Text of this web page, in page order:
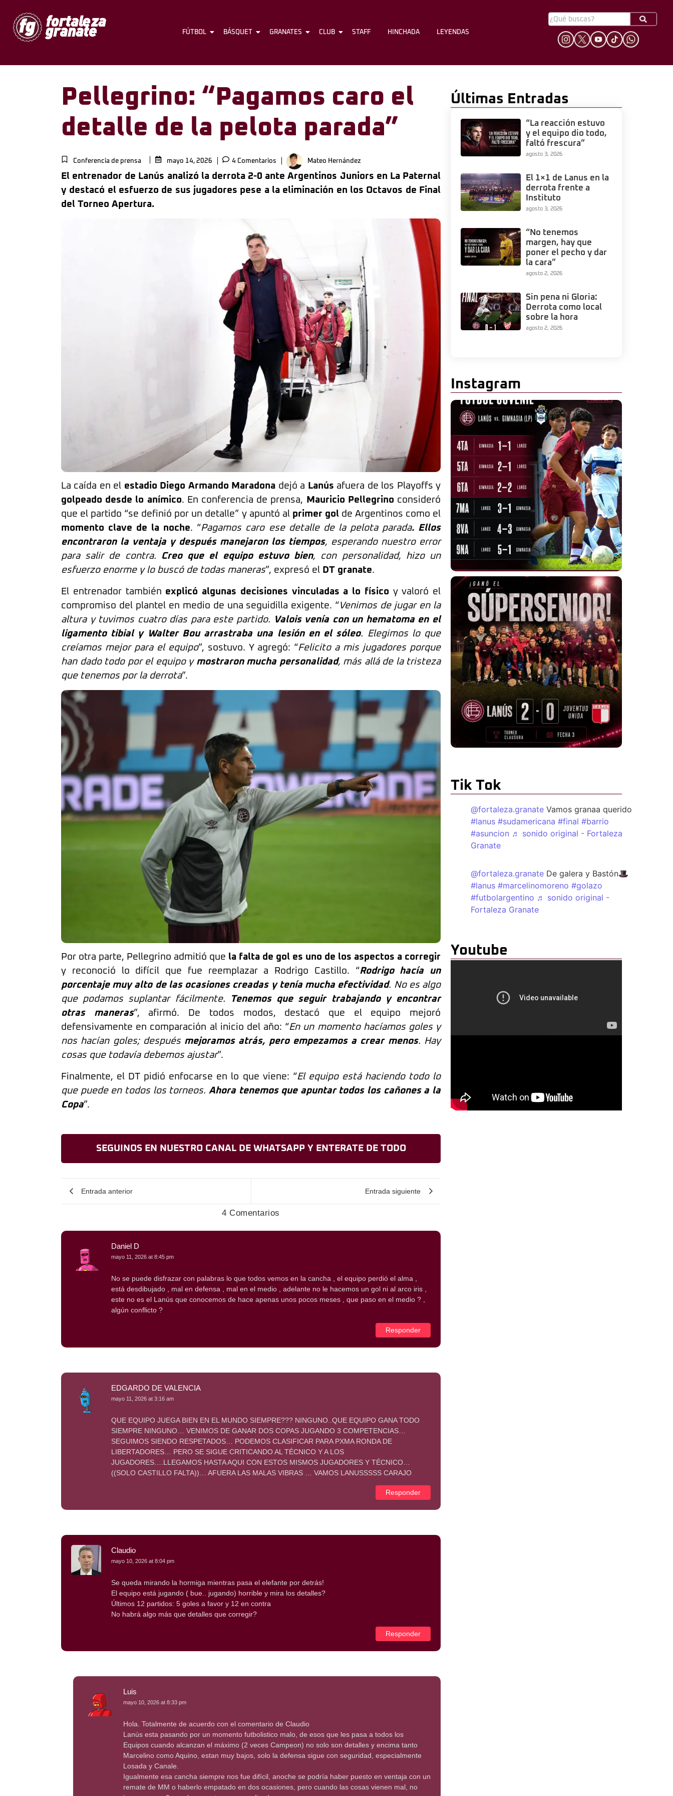
FÚTBOL BÁSQUET GRANATES CLUB STAFF HINCHADA
FÚTBOL BÁSQUET GRANATES CLUB STAFF HINCHADA LEYENDAS
Pellegrino: “Pagamos caro el
detalle de la pelota parada”
Conferencia de prensa mayo 14, 2026 4 Comentarios Mateo Hernández
El entrenador de Lanús analizó la derrota 2-0 ante Argentinos Juniors en La Paternal
y destacó el esfuerzo de sus jugadores pese a la eliminación en los Octavos de Final
del Torneo Apertura.
La caída en el estadio Diego Armando Maradona dejó a Lanús afuera de los Playoffs y
golpeado desde lo anímico. En conferencia de prensa, Mauricio Pellegrino consideró
que el partido “se definió por un detalle” y apuntó al primer golde Argentinos como el
momento clave de la noche. “Pagamos caro ese detalle de la pelota parada. Ellos
encontraron la ventaja y después manejaron los tiempos, esperando nuestro error
para salir de contra.
Creo que el equipo estuvo bien, con personalidad, hizo un
esfuerzo enorme y lo buscó de todas maneras”, expresó el DT granate.
El entrenador también explicó algunas decisiones vinculadas a lo físico y valoró el
compromiso del plantel en medio de una seguidilla exigente. “Venimos de jugar en la
altura y tuvimos cuatro días para este partido. Valois venía con un hematoma en el
ligamento tibial y Walter Bou arrastraba una lesión en el sóleo. Elegimos lo que
creíamos mejor para el equipo”, sostuvo. Y agregó: “Felicito a mis jugadores porque
han dado todo por el equipo y mostraron mucha personalidad, más allá de la tristeza
que tenemos por la derrota”.
Por otra parte, Pellegrino admitió que la falta de gol es uno de los aspectos a corregir
y reconoció lo difícil que fue reemplazar a Rodrigo Castillo. “Rodrigo hacía un
porcentaje muy alto de las ocasiones creadas y tenía mucha efectividad. No es algo
que podamos suplantar fácilmente.
Tenemos que seguir trabajando y encontrar
otras maneras”, afirmó. De todos modos, destacó que el equipo mejoró
defensivamente en comparación al inicio del año: “En un momento hacíamos goles y
nos hacían goles; después mejoramos atrás, pero empezamos a crear menos. Hay
cosas que todavía debemos ajustar”.
Finalmente, el DT pidió enfocarse en lo que viene: “El equipo está haciendo todo lo
que puede en todos los torneos. Ahora tenemos que apuntar todos los cañones a la
Copa”.
SEGUINOS EN NUESTRO CANAL DE WHATSAPP Y ENTERATE DE TODO
Entrada anterior Entrada siguiente
4 Comentarios
Daniel D
mayo 11, 2026 at 8:45 pm
No se puede disfrazar con palabras lo que todos vemos en la cancha , el equipo perdió el alma ,
está desdibujado , mal en defensa , mal en el medio , adelante no le hacemos un gol ni al arco iris ,
este no es el Lanús que conocemos de hace apenas unos pocos meses , que paso en el medio ? ,
algún conflicto ?
Responder
EDGARDO DE VALENCIA
mayo 11, 2026 at 3:16 am
QUE EQUIPO JUEGA BIEN EN EL MUNDO SIEMPRE??? NINGUNO..QUE EQUIPO GANA TODO
SIEMPRE NINGUNO… VENIMOS DE GANAR DOS COPAS JUGANDO 3 COMPETENCIAS…
SEGUIMOS SIENDO RESPETADOS… PODEMOS CLASIFICAR PARA PXMA RONDA DE
LIBERTADORES… PERO SE SIGUE CRITICANDO AL TÉCNICO Y A LOS
JUGADORES….LLEGAMOS HASTA AQUI CON ESTOS MISMOS JUGADORES Y TÉCNICO…
((SOLO CASTILLO FALTA))… AFUERA LAS MALAS VIBRAS … VAMOS LANUSSSSS CARAJO
Responder
Claudio
mayo 10, 2026 at 8:04 pm
Se queda mirando la hormiga mientras pasa el elefante por detrás!
El equipo está jugando ( bue.. jugando) horrible y mira los detalles?
Últimos 12 partidos: 5 goles a favor y 12 en contra
No habrá algo más que detalles que corregir?
Responder
Luis
mayo 10, 2026 at 8:33 pm
Hola. Totalmente de acuerdo con el comentario de Claudio
Lanús esta pasando por un momento futbolistico malo, de esos que les pasa a todos los
Equipos cuando alcanzan el máximo (2 veces Campeon) no solo son detalles y encima tanto
Marcelino como Aquino, estan muy bajos, solo la defensa sigue con seguridad, especialmente
Losada y Canale.
Igualmente esa cancha siempre nos fue difícil, anoche se podría haber puesto en ventaja con un
remate de MM o haberlo empatado en dos ocasiones, pero cuando las cosas vienen mal, no
Últimas Entradas
“La reacción estuvo
y el equipo dio todo,
faltó frescura”
agosto 3, 2026
El 1×1 de Lanus en la
derrota frente a
Instituto
agosto 3, 2026
“No tenemos
margen, hay que
poner el pecho y dar
la cara”
agosto 2, 2026
Sin pena ni Gloria:
Derrota como local
sobre la hora
agosto 2, 2026
Instagram
Tik Tok
@fortaleza.granate Vamos granaa querido
#lanus #sudamericana #final #barrio
#asuncion ♬ sonido original - Fortaleza
Granate
@fortaleza.granate De galera y Bastón🎩
#lanus #marcelinomoreno #golazo
#futbolargentino ♬ sonido original -
Fortaleza Granate
Youtube